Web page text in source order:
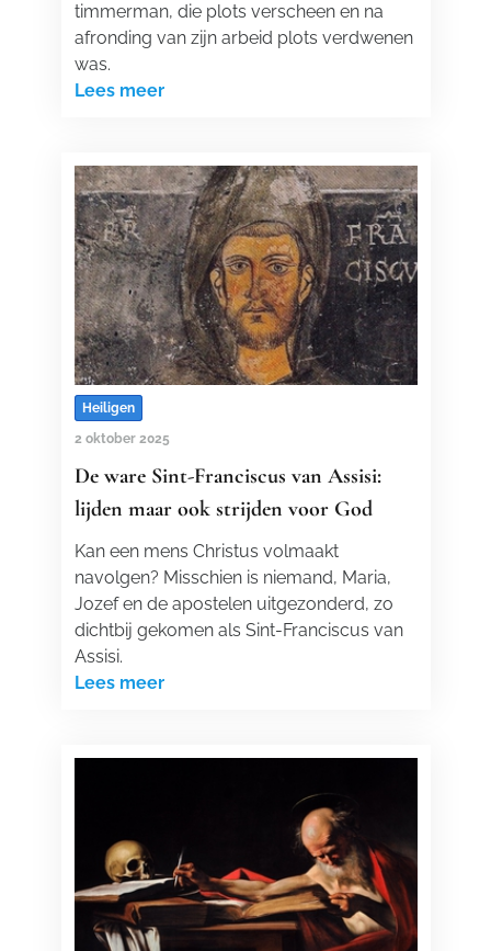
timmerman, die plots verscheen en na
afronding van zijn arbeid plots verdwenen
was.
Lees meer
Heiligen
2 oktober 2025
De ware Sint-Franciscus van Assisi:
lijden maar ook strijden voor God
Kan een mens Christus volmaakt
navolgen? Misschien is niemand, Maria,
Jozef en de apostelen uitgezonderd, zo
dichtbij gekomen als Sint-Franciscus van
Assisi.
Lees meer